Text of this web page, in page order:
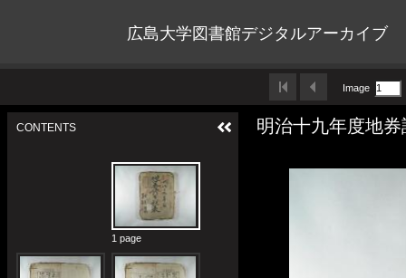
広島大学図書館デジタルアーカイブ